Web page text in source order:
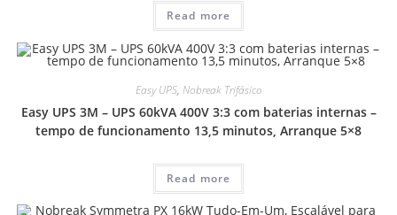
Read more
Easy UPS, Nobreak Trifásico
Easy UPS 3M – UPS 60kVA 400V 3:3 com baterias internas –
tempo de funcionamento 13,5 minutos, Arranque 5×8
Read more